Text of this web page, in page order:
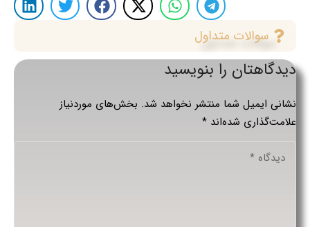
سوالات متداول
دیدگاهتان را بنویسید
نشانی ایمیل شما منتشر نخواهد شد. بخش‌های موردنیاز
علامت‌گذاری شده‌اند *